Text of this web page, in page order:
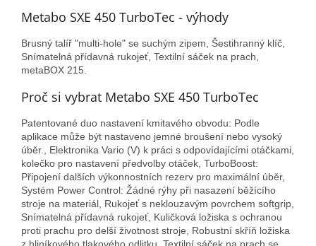
Metabo SXE 450 TurboTec - výhody
Brusný talíř "multi-hole" se suchým zipem, Šestihranný klíč,
Snímatelná přídavná rukojeť, Textilní sáček na prach,
metaBOX 215.
Proč si vybrat Metabo SXE 450 TurboTec
Patentované duo nastavení kmitavého obvodu: Podle
aplikace může být nastaveno jemné broušení nebo vysoký
úběr., Elektronika Vario (V) k práci s odpovídajícími otáčkami,
kolečko pro nastavení předvolby otáček, TurboBoost:
Připojení dalších výkonnostních rezerv pro maximální úběr,
Systém Power Control: Žádné rýhy při nasazení běžícího
stroje na materiál, Rukojeť s neklouzavým povrchem softgrip,
Snímatelná přídavná rukojeť, Kuličková ložiska s ochranou
proti prachu pro delší životnost stroje, Robustní skříň ložiska
z hliníkového tlakového odlitku, Textilní sáček na prach se